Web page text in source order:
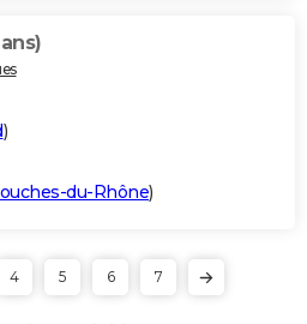
)
du-Rhône)
4 5 6 7